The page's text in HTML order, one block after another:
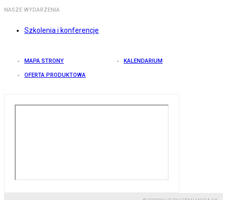
NASZE WYDARZENIA
Szkolenia i konferencje
MAPA STRONY KALENDARIUM
OFERTA PRODUKTOWA